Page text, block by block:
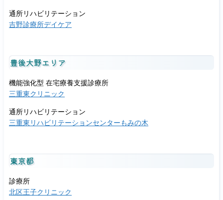
通所リハビリテーション
吉野診療所デイケア
豊後大野エリア
機能強化型 在宅療養支援診療所
三重東クリニック
通所リハビリテーション
三重東リハビリテーションセンターもみの木
東京都
診療所
北区王子クリニック